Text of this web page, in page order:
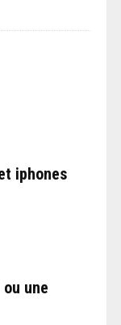
iphones
une